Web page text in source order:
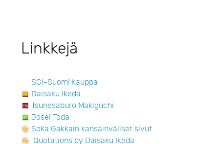
Linkkejä
SGI-Suomi kauppa
Daisaku Ikeda
Tsunesaburo Makiguchi
Josei Toda
Soka Gakkain kansainväliset sivut
Quotations by Daisaku Ikeda